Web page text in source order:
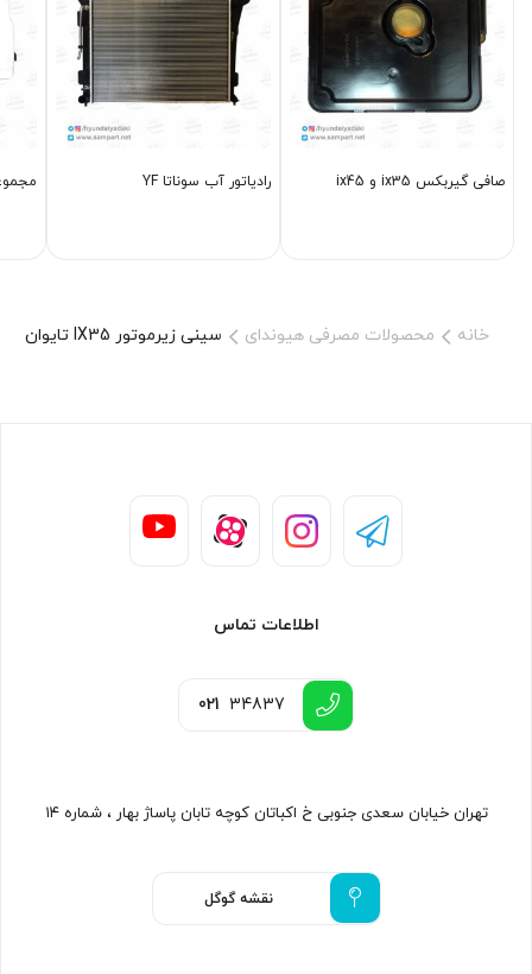
صافی گیربکس ix35 و ix45 رادیاتور آب سوناتا YF
خانه محصولات مصرفی هیوندای سینی زیرموتور IX35 تایوان
اطلاعات تماس
021 34837
تهران خیابان سعدی جنوبی خ اکباتان کوچه تابان پاساژ بهار ، شماره ۱۴
نقشه گوگل